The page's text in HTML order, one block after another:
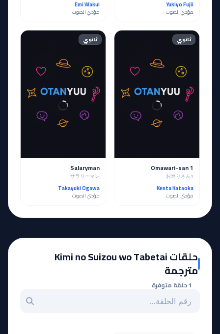
Yukiyo Fujii
مؤدي الصوت
Emi Wakui
مؤدي الصوت
ثانوي
Omawari-san 1
お巡りさん1
Kenta Kataoka
مؤدي الصوت
ثانوي
Salaryman
サラリーマン
Takayuki Ogawa
مؤدي الصوت
حلقات Kimi no Suizou wo Tabetai
مترجمة
1 حلقة متوفرة
بحث عن حلقة بالرقم